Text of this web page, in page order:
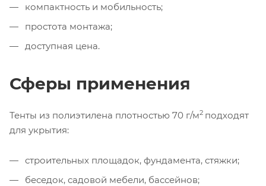
компактность и мобильность;
простота монтажа;
доступная цена.
Сферы применения
Тенты из полиэтилена плотностью 70 г/м2 подходят
для укрытия:
строительных площадок, фундамента, стяжки;
беседок, садовой мебели, бассейнов;